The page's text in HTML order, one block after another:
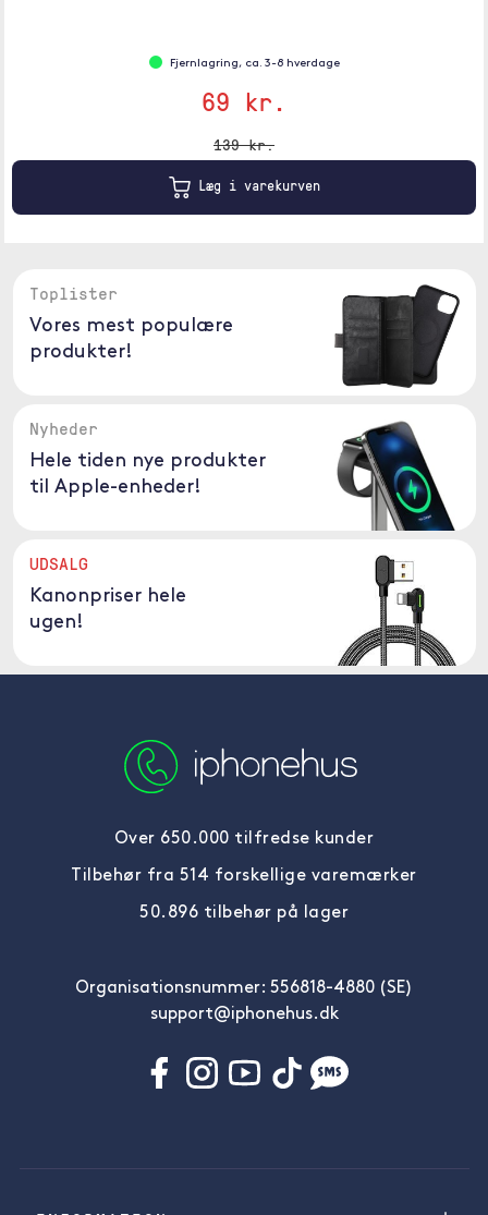
Fjernlagring, ca. 3-8 hverdage
69 kr.
139 kr.
Læg i varekurven
Toplister
Vores mest populære
produkter!
Nyheder
Hele tiden nye produkter
til Apple-enheder!
UDSALG
Kanonpriser hele
ugen!
Over 650.000 tilfredse kunder
Tilbehør fra 514 forskellige varemærker
50.896 tilbehør på lager
Organisationsnummer: 556818-4880 (SE)
support@iphonehus.dk